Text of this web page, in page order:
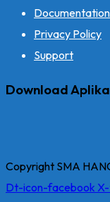
Documentation
Privacy Policy
Support
Download
Copyright SMA
Dt-icon-facebook